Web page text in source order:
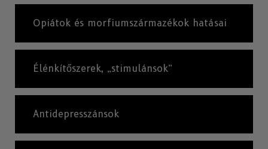
Opiátok és morfiumszármazékok hatásai
Élénkítőszerek, „stimulánsok”
Antidepresszánsok